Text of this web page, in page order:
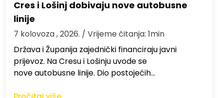
Cres i Lošinj dobivaju nove autobusne
linije
7 kolovoza , 2026. / Vrijeme čitanja: 1min
Država i Županija zajednički financiraju javni
prijevoz. Na Cresu i Lošinju uvode se
nove autobusne linije. Dio postojećih…